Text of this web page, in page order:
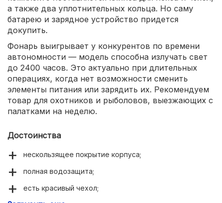
а также два уплотнительных кольца. Но саму
батарею и зарядное устройство придется
докупить.
Фонарь выигрывает у конкурентов по времени
автономности — модель способна излучать свет
до 2400 часов. Это актуально при длительных
операциях, когда нет возможности сменить
элементы питания или зарядить их. Рекомендуем
товар для охотников и рыболовов, выезжающих с
палатками на неделю.
Достоинства
нескользящее покрытие корпуса;
полная водозащита;
есть красивый чехол;